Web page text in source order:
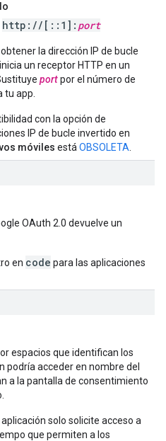
http: // [ :: 1]: port
la dirección IP de bucle
un receptor HTTP en un
portpor el número de
tu app.
con la opción de
IP de bucle invertido en
móviles está OBSOLETA
OAuth 2.0 devuelve un
en code para las aplicaciones
espacios que identifican los
podría acceder en nombre del
a la pantalla de consentimiento
solo solicite acceso a
que permiten a los